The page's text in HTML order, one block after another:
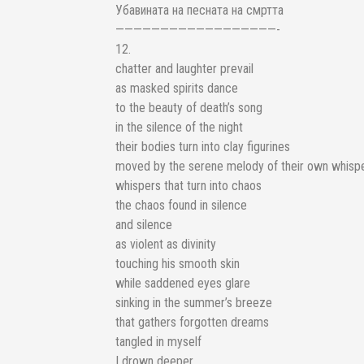
Убавината на песната на смртта
——————————————————-
12.
chatter and laughter prevail
as masked spirits dance
to the beauty of death’s song
in the silence of the night
their bodies turn into clay figurines
moved by the serene melody of their own
whispers that turn into chaos
the chaos found in silence
and silence
as violent as divinity
touching his smooth skin
while saddened eyes glare
sinking in the summer’s breeze
that gathers forgotten dreams
tangled in myself